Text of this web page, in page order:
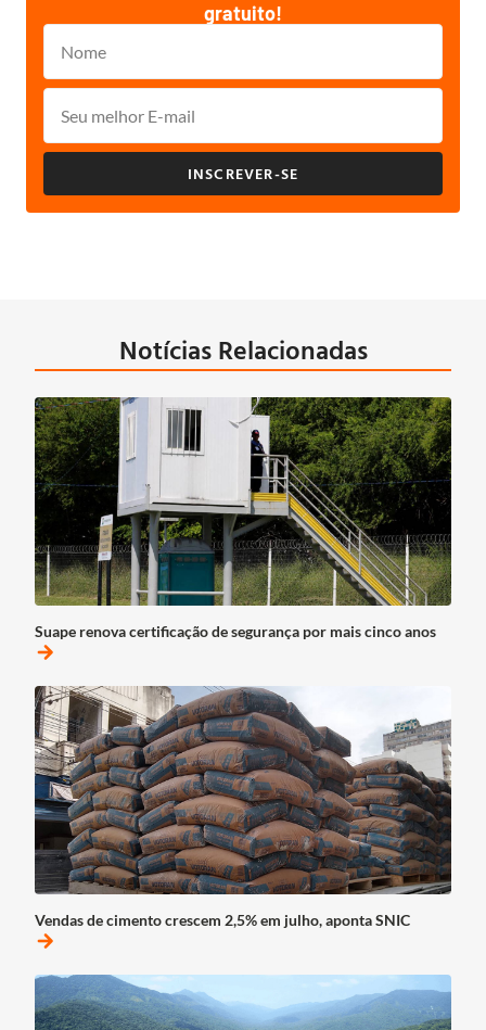
gratuito!
INSCREVER-SE
Notícias Relacionadas
Suape renova certificação de segurança por mais cinco anos
arrow_forward
Vendas de cimento crescem 2,5% em julho, aponta SNIC
arrow_forward